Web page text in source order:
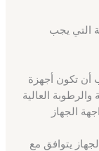
التي يجب
أن تكون أجهزة
العالية
الجهاز
يتوافق مع